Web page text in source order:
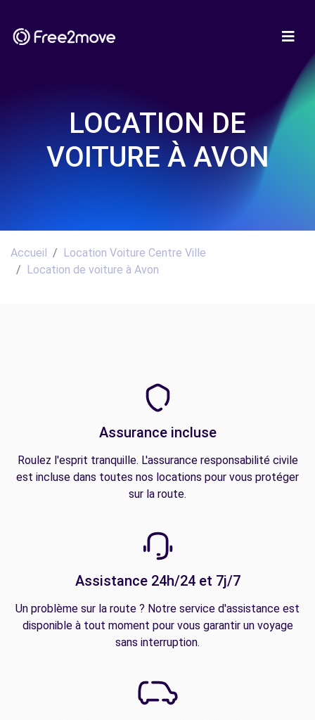
LOCATION DE
VOITURE À AVON
Accueil
Location Voiture Centre Ville
Location de voiture à Avon
Assurance incluse
Roulez l'esprit tranquille. L'assurance responsabilité civile
est incluse dans toutes nos locations pour vous protéger
sur la route.
Assistance 24h/24 et 7j/7
Un problème sur la route ? Notre service d'assistance est
disponible à tout moment pour vous garantir un voyage
sans interruption.